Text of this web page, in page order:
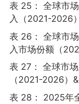
表 25： 全球市
入（2021-2026
表 26： 全球市
入市场份额（
表 27： 全球市
（2021-2026）
表 28： 2025年